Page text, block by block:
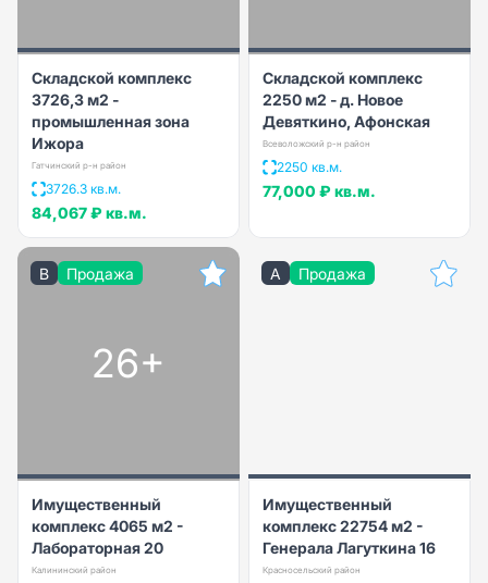
Складской комплекс
3726,3 м2 -
промышленная зона
Ижора
Гатчинский р-н район
3726.3 кв.м.
84,067 ₽ кв.м.
Складской комплекс
2250 м2 - д. Новое
Девяткино, Афонская
Всеволожский р-н район
2250 кв.м.
77,000 ₽ кв.м.
B Продажа
26+
Имущественный
комплекс 4065 м2 -
Лабораторная 20
Калининский район
A Продажа
Имущественный
комплекс 22754 м2 -
Генерала Лагуткина 16
Красносельский район